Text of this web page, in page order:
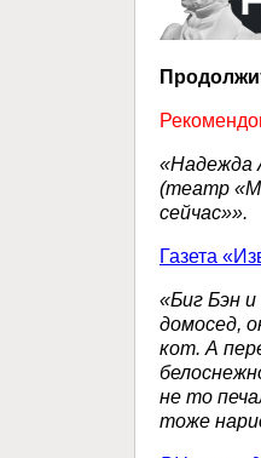
«Надежда
(театр
сейчас»».
Газета
«Биг Бэн
домосед,
кот. А
не то
тоже